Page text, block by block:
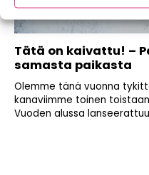
Tätä on kaivattu! –
samasta paikasta
Olemme tänä vuonna
kanaviimme toinen
Vuoden alussa